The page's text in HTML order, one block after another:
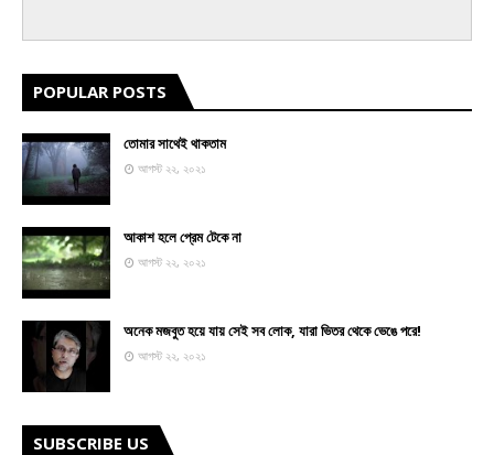
POPULAR POSTS
তোমার সাথেই থাকতাম
আগস্ট ২২, ২০২১
আকাশ হলে প্রেম টেকে না
আগস্ট ২২, ২০২১
অনেক মজবুত হয়ে যায় সেই সব লোক, যারা ভিতর থেকে ভেঙে পরে!
আগস্ট ২২, ২০২১
SUBSCRIBE US